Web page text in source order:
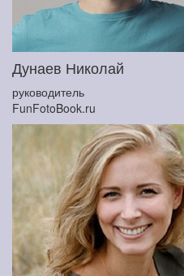
Дунаев Николай
руководитель
FunFotoBook.ru